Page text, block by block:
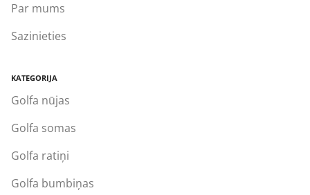
Par mums
Sazinieties
KATEGORIJA
Golfa nūjas
Golfa somas
Golfa ratiņi
Golfa bumbiņas